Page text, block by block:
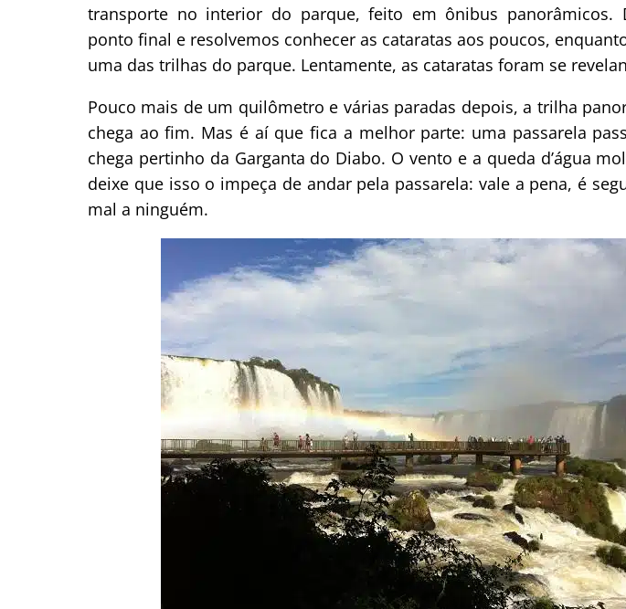
transporte no interior do parque, feito em ônibus panorâmicos.
ponto final e resolvemos conhecer as cataratas aos poucos,
uma das trilhas do parque. Lentamente, as cataratas foram se
Pouco mais de um quilômetro e várias paradas depois, a trilha
chega ao fim. Mas é aí que fica a melhor parte: uma passarela
chega pertinho da Garganta do Diabo. O vento e a queda d’água
deixe que isso o impeça de andar pela passarela: vale a pena, é
mal a ninguém.